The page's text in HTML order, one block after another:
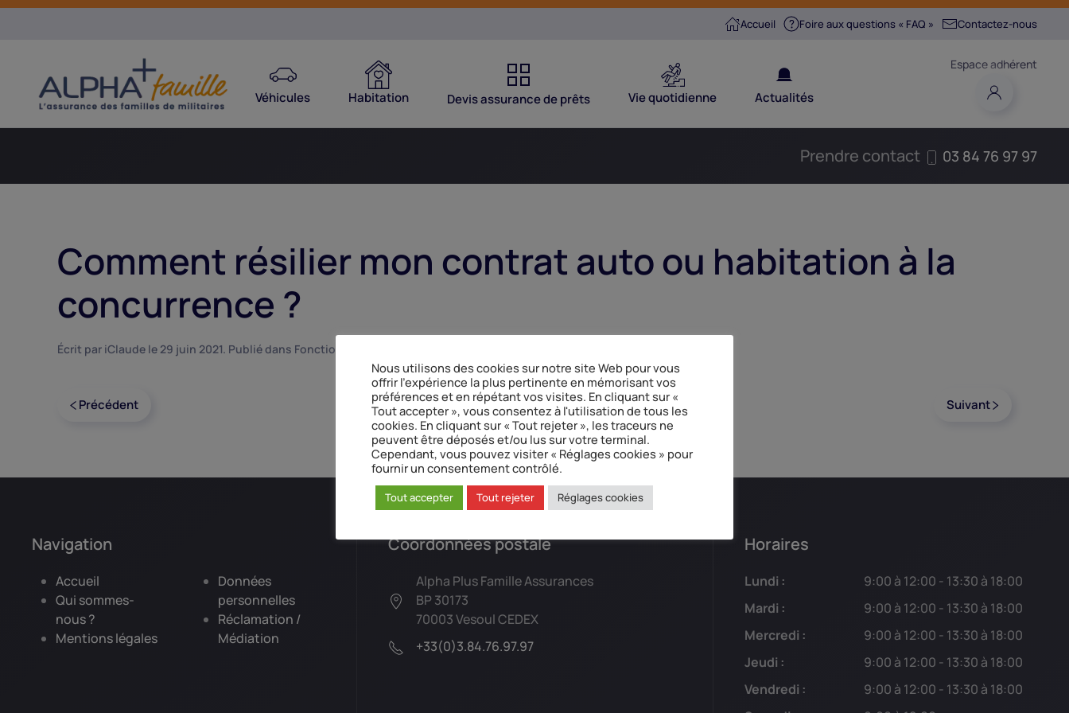
Accueil Foire aux questions « FAQ » Contactez-nous
Véhicules Habitation Devis assurance de prêts Vie quotidienne Actualités
Espace adhérent
Prendre contact 03 84 76 97 97
Comment résilier mon contrat auto ou habitation à la
concurrence ?
Écrit par iClaude le 29 juin 2021. Publié dans Fonctionnement général des contrats
Précédent Suivant
Navigation
Accueil
Qui sommes-
nous ?
Mentions légales
Données
personnelles
Réclamation /
Médiation
Coordonnées postale
Alpha Plus Famille Assurances
BP 30173
70003 Vesoul CEDEX
+33(0)3.84.76.97.97
Horaires
Lundi :
9:00 à 12:00 - 13:30 à 18:00
Mardi :
9:00 à 12:00 - 13:30 à 18:00
Mercredi :
9:00 à 12:00 - 13:30 à 18:00
Jeudi :
9:00 à 12:00 - 13:30 à 18:00
Vendredi :
9:00 à 12:00 - 13:30 à 18:00
Nous utilisons des cookies sur notre site Web pour vous
offrir l'expérience la plus pertinente en mémorisant vos
préférences et en répétant vos visites. En cliquant sur «
Tout accepter », vous consentez à l'utilisation de tous les
cookies. En cliquant sur « Tout rejeter », les traceurs ne
peuvent être déposés et/ou lus sur votre terminal.
Cependant, vous pouvez visiter « Réglages cookies » pour
fournir un consentement contrôlé.
Tout accepter Tout rejeter Réglages cookies